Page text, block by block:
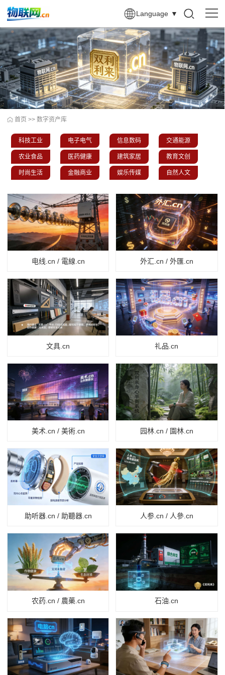
Language ▼
首页 >> 数字资产库
科技工业 电子电气 信息数码 交通能源
农业食品 医药健康 建筑家居 教育文创
时尚生活 金融商业 娱乐传媒 自然人文
电线.cn / 電線.cn 外汇.cn / 外匯.cn
文具.cn 礼品.cn
美术.cn / 美術.cn 园林.cn / 園林.cn
助听器.cn / 助聽器.cn 人参.cn / 人參.cn
农药.cn / 農藥.cn 石油.cn